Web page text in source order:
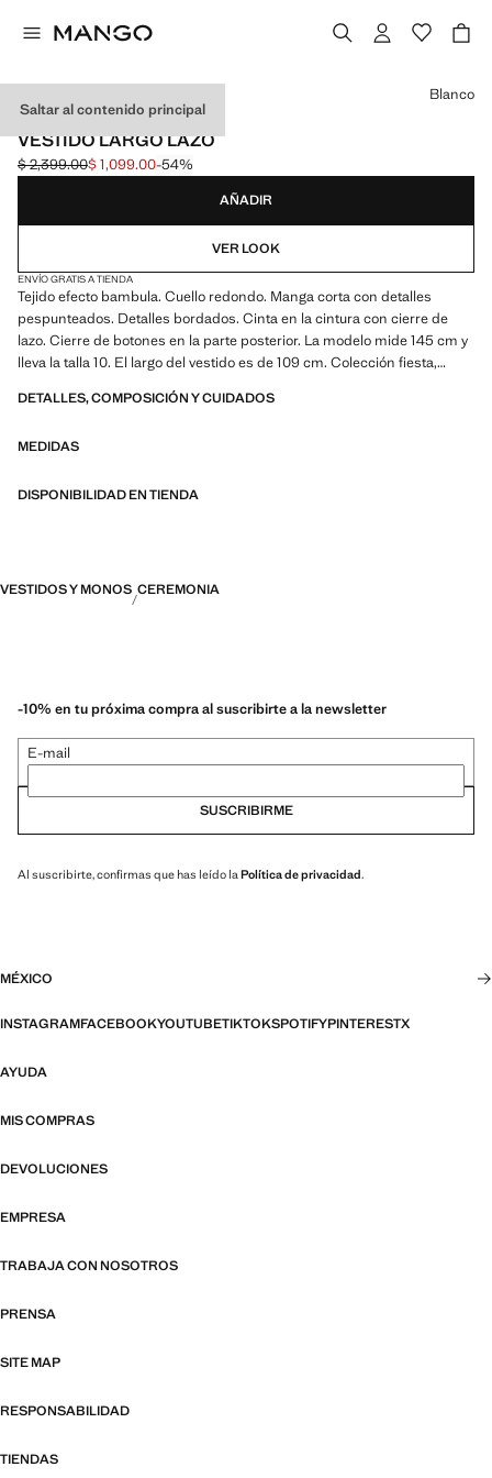
Saltar al contenido principal
CEREMONIA
VESTIDO LARGO LAZO
Precio inicial tachado [$ 2,399.00 ]
$ 2,399.00
Precio actual [$ 1,099.00 ]
$ 1,099.00-54%
Selecciona un color
Blanco
AÑADIR
VER LOOK
ENVÍO GRATIS A TIENDA
Tejido efecto bambula. Cuello redondo. Manga corta con detalles
pespunteados. Detalles bordados. Cinta en la cintura con cierre de
lazo. Cierre de botones en la parte posterior. La modelo mide 145 cm y
lleva la talla 10. El largo del vestido es de 109 cm. Colección fiesta,
DETALLES, COMPOSICIÓN Y CUIDADOS
MEDIDAS
DISPONIBILIDAD EN TIENDA
VESTIDOS Y MONOS CEREMONIA
-10% en tu próxima compra al suscribirte a la newsletter
E-mail
SUSCRIBIRME
Al suscribirte, confirmas que has leído la Política de privacidad.
MÉXICO
INSTAGRAMFACEBOOKYOUTUBETIKTOKSPOTIFYPINTERESTX
AYUDA
MIS COMPRAS
DEVOLUCIONES
EMPRESA
TRABAJA CON NOSOTROS
PRENSA
SITE MAP
RESPONSABILIDAD
TIENDAS